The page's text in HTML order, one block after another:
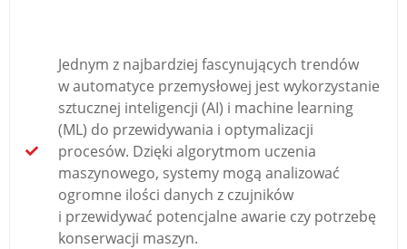
Jednym z najbardziej fascynujących trendów
w automatyce przemysłowej jest wykorzystanie
sztucznej inteligencji (AI) i machine learning
(ML) do przewidywania i optymalizacji
procesów. Dzięki algorytmom uczenia
maszynowego, systemy mogą analizować
ogromne ilości danych z czujników
i przewidywać potencjalne awarie czy potrzebę
konserwacji maszyn.